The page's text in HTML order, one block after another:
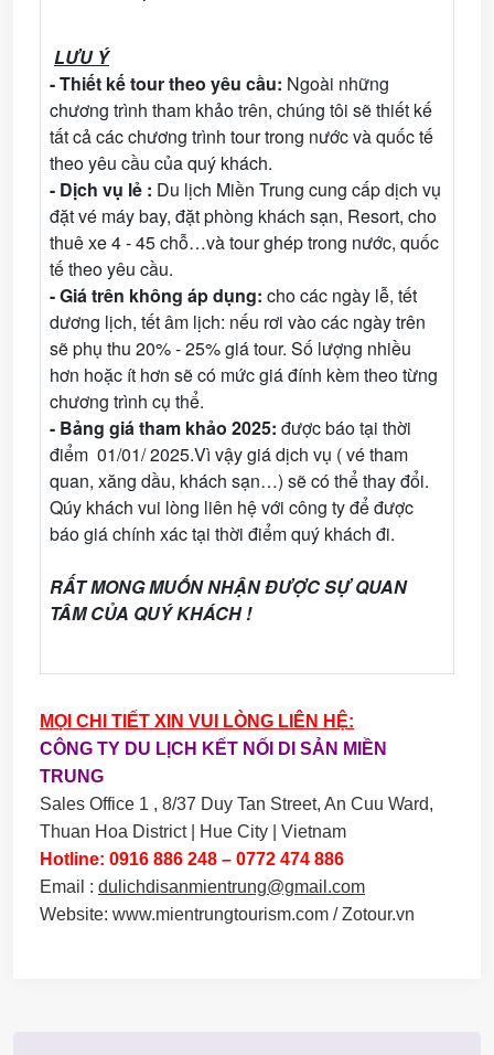
LƯU Ý
- Thiết kế tour theo yêu cầu: Ngoài những
chương trình tham khảo trên, chúng tôi sẽ thiết kế
tất cả các chương trình tour trong nước và quốc tế
theo yêu cầu của quý khách.
- Dịch vụ lẻ : Du lịch Miền Trung cung cấp dịch vụ
đặt vé máy bay, đặt phòng khách sạn, Resort, cho
thuê xe 4 - 45 chỗ…và tour ghép trong nước, quốc
tế theo yêu cầu.
- Giá trên không áp dụng: cho các ngày lễ, tết
dương lịch, tết âm lịch: nếu rơi vào các ngày trên
sẽ phụ thu 20% - 25% giá tour. Số lượng nhiều
hơn hoặc ít hơn sẽ có mức giá đính kèm theo từng
chương trình cụ thể.
- Bảng giá tham khảo 2025: được báo tại thời
điểm 01/01/ 2025.Vì vậy giá dịch vụ ( vé tham
quan, xăng dầu, khách sạn…) sẽ có thể thay đổi.
Qúy khách vui lòng liên hệ với công ty để được
báo giá chính xác tại thời điểm quý khách đi.
RẤT MONG MUỐN NHẬN ĐƯỢC SỰQUAN
TÂMCỦA QUÝ KHÁCH !
MỌI CHI TIẾT XIN VUI LÒNG LIÊN HỆ:
CÔNG TY DU LỊCH KẾT NỐI DI SẢN MIỀN
TRUNG
Sales Office 1 , 8/37 Duy Tan Street, An Cuu Ward,
Thuan Hoa District | Hue City | Vietnam
Hotline: 0916 886 248 – 0772 474 886
Email : dulichdisanmientrung@gmail.com
Website: www.mientrungtourism.com / Zotour.vn